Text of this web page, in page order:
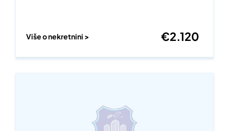
Više o nekretnini > €2.120